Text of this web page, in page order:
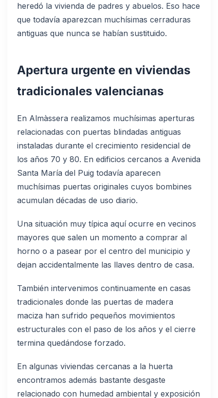
heredó la vivienda de padres y abuelos. Eso hace
que todavía aparezcan muchísimas cerraduras
antiguas que nunca se habían sustituido.
Apertura urgente en viviendas
tradicionales valencianas
En Almàssera realizamos muchísimas aperturas
relacionadas con puertas blindadas antiguas
instaladas durante el crecimiento residencial de
los años 70 y 80. En edificios cercanos a Avenida
Santa María del Puig todavía aparecen
muchísimas puertas originales cuyos bombines
acumulan décadas de uso diario.
Una situación muy típica aquí ocurre en vecinos
mayores que salen un momento a comprar al
horno o a pasear por el centro del municipio y
dejan accidentalmente las llaves dentro de casa.
También intervenimos continuamente en casas
tradicionales donde las puertas de madera
maciza han sufrido pequeños movimientos
estructurales con el paso de los años y el cierre
termina quedándose forzado.
En algunas viviendas cercanas a la huerta
encontramos además bastante desgaste
relacionado con humedad ambiental y exposición